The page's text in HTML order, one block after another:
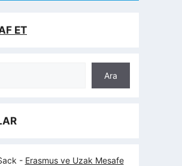
ET
Ara
- Erasmus ve Uzak Mesafe